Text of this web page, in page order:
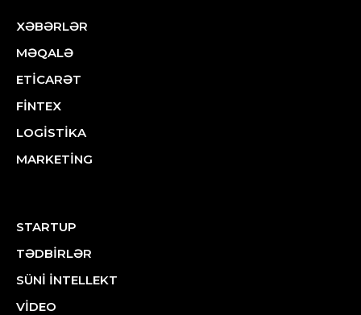
XƏBƏRLƏR
MƏQALƏ
ETİCARƏT
FİNTEX
LOGİSTİKA
MARKETİNG
STARTUP
TƏDBİRLƏR
SÜNİ İNTELLEKT
VİDEO